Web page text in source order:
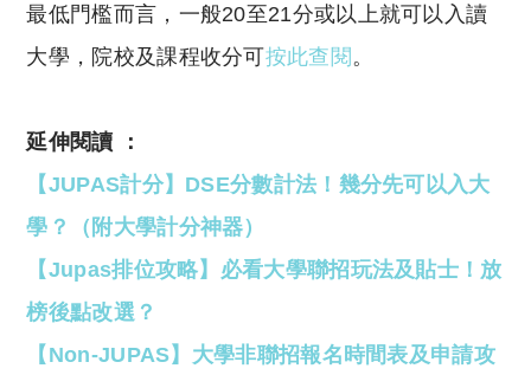
最低門檻而言，一般20至21分或以上就可以入讀
大學，院校及課程收分可按此查閱 。
延伸閱讀 ：
【JUPAS計分】DSE分數計法！幾分先可以入大
學？（附大學計分神器）
【Jupas排位攻略】必看大學聯招玩法及貼士！放
榜後點改選？
【Non-JUPAS】大學非聯招報名時間表及申請攻